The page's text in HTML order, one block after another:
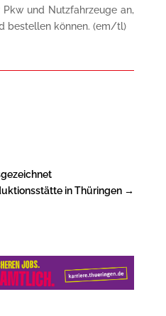
und Nutzfahrzeuge an,
bestellen können. (em/tl)
in Thüringen →